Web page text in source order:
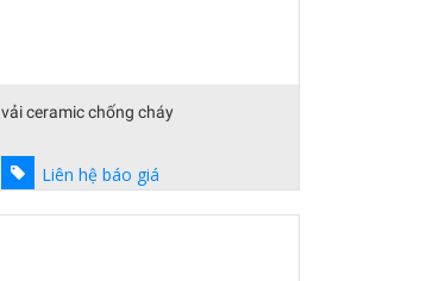
vải ceramic chống cháy
Liên hệ báo giá